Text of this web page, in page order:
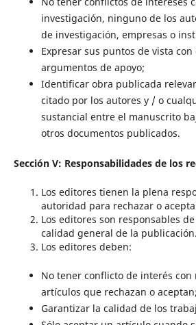
investigación, ninguno de los
de investigación, empresas o
Expresar sus puntos de vista
argumentos de apoyo;
Identificar obra publicada
citado por los autores y / o
sustancial entre el manuscrito
otros documentos publicados.
Sección V: Responsabilidades de los
Los editores tienen la plena
autoridad para rechazar o
Los editores son responsables
calidad general de la publicación.
Los editores deben:
No tener conflicto de interés con
artículos que rechazan o aceptan;
Garantizar la calidad de los